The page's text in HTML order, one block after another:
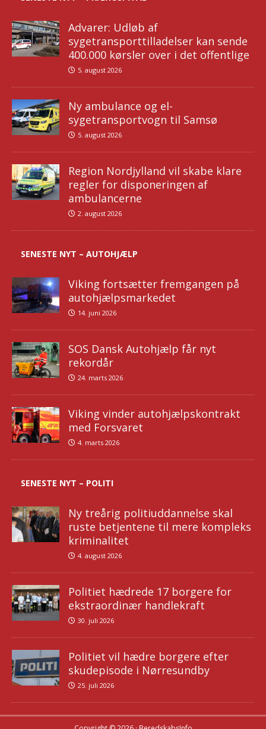
Advarer: Udløb af
sygetransporttilladelser kan sende
400.000 kørsler over i det offentlige
5. august 2026
Ny ambulance og el-
sygetransportvogn til Samsø
5. august 2026
Region Nordjylland vil skabe klare
regler for disponeringen af
ambulancerne
2. august 2026
SENESTE NYT – AUTOHJÆLP
Viking fortsætter fremgangen på
autohjælpsmarkedet
14. juni 2026
SOS Dansk Autohjælp får nyt
rekordår
24. marts 2026
Viking vinder autohjælpskontrakt
med Forsvaret
4. marts 2026
SENESTE NYT – POLITI
Ny treårig politiuddannelse skal
ruste betjentene til mere kompleks
kriminalitet
4. august 2026
Politiet hædrede 17 borgere for
ekstraordinær handlekraft
30. juli 2026
Politiet vil hædre borgere efter
skudepisode i Nørresundby
25. juli 2026